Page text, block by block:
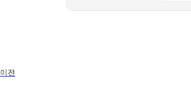
이전